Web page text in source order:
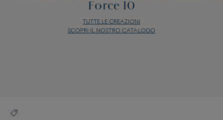
Force 10
TUTTE LE CREAZIONI
SCOPRI IL NOSTRO CATALOGO